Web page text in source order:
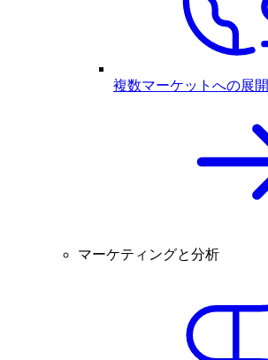
複数マーケットへの展開
マーケティングと分析